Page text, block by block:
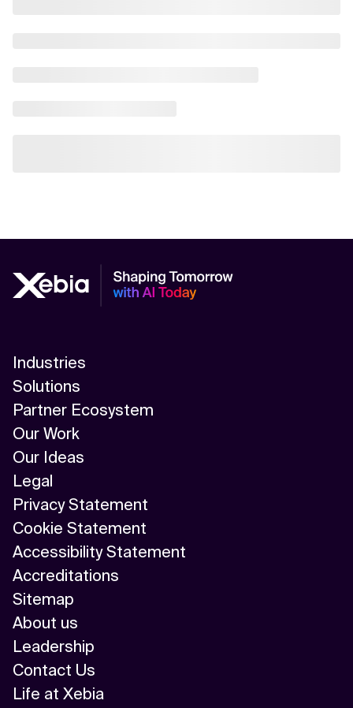
Industries
Solutions
Partner Ecosystem
Our Work
Our Ideas
Legal
Privacy Statement
Cookie Statement
Accessibility Statement
Accreditations
Sitemap
About us
Leadership
Contact Us
Life at Xebia